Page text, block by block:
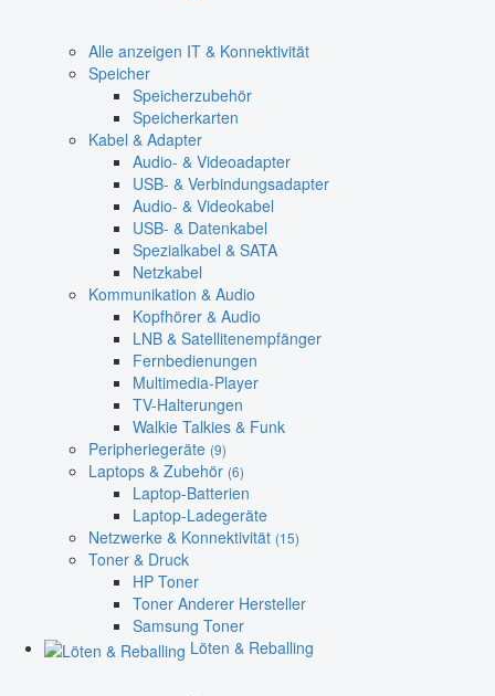
Alle anzeigen IT & Konnektivität
Speicher
Speicherzubehör
Speicherkarten
Kabel & Adapter
Audio- & Videoadapter
USB- & Verbindungsadapter
Audio- & Videokabel
USB- & Datenkabel
Spezialkabel & SATA
Netzkabel
Kommunikation & Audio
Kopfhörer & Audio
LNB & Satellitenempfänger
Fernbedienungen
Multimedia-Player
TV-Halterungen
Walkie Talkies & Funk
Peripheriegeräte (9)
Laptops & Zubehör (6)
Laptop-Batterien
Laptop-Ladegeräte
Netzwerke & Konnektivität (15)
Toner & Druck
HP Toner
Toner Anderer Hersteller
Samsung Toner
Löten & Reballing